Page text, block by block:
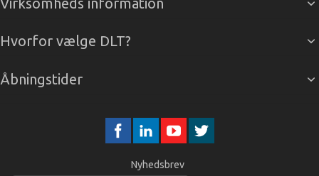
Hvorfor vælge DLT?
Åbningstider
Nyhedsbrev